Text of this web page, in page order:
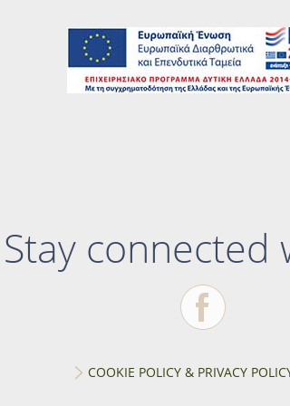
Stay connected
COOKIE POLICY & PRIVACY